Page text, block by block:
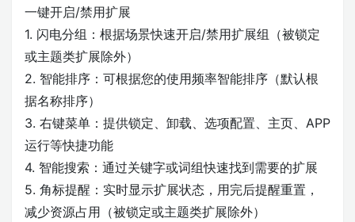
一键开启/禁用扩展
1. 闪电分组：根据场景快速开启/禁用扩展组（被锁定
或主题类扩展除外）
2. 智能排序：可根据您的使用频率智能排序（默认根
据名称排序）
3. 右键菜单：提供锁定、卸载、选项配置、主页、APP
运行等快捷功能
4. 智能搜索：通过关键字或词组快速找到需要的扩展
5. 角标提醒：实时显示扩展状态，用完后提醒重置，
减少资源占用（被锁定或主题类扩展除外）